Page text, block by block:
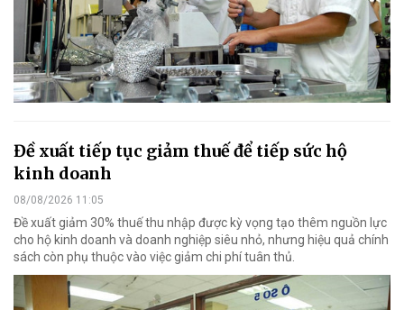
Đề xuất tiếp tục giảm thuế để tiếp sức hộ
kinh doanh
08/08/2026 11:05
Đề xuất giảm 30% thuế thu nhập được kỳ vọng tạo thêm nguồn lực
cho hộ kinh doanh và doanh nghiệp siêu nhỏ, nhưng hiệu quả chính
sách còn phụ thuộc vào việc giảm chi phí tuân thủ.